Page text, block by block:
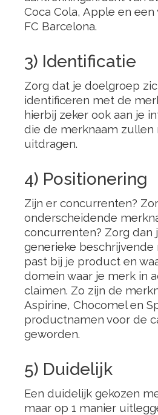
Coca Cola, Apple en
FC Barcelona.
3) Identificatie
Zorg dat je doelgroep
identificeren met de
hierbij zeker ook aan je
die de merknaam zullen
uitdragen.
4) Positionering
Zijn er concurrenten?
onderscheidende
concurrenten? Zorg dan
generieke beschrijvende
past bij je product en
domein waar je merk in
claimen. Zo zijn de
Aspirine, Chocomel en
productnamen voor de
geworden.
5) Duidelijk
Een duidelijk gekozen
maar op 1 manier